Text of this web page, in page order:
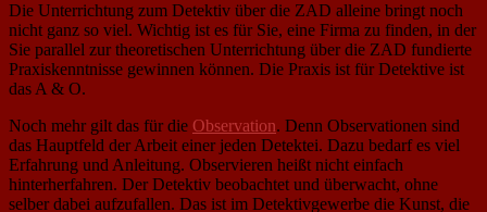
Die Unterrichtung zum Detektiv über die ZAD alleine bringt noch
nicht ganz so viel. Wichtig ist es für Sie, eine Firma zu finden, in der
Sie parallel zur theoretischen Unterrichtung über die ZAD fundierte
Praxiskenntnisse gewinnen können. Die Praxis ist für Detektive ist
das A & O.
Noch mehr gilt das für die Observation. Denn Observationen sind
das Hauptfeld der Arbeit einer jeden Detektei. Dazu bedarf es viel
Erfahrung und Anleitung. Observieren heißt nicht einfach
hinterherfahren. Der Detektiv beobachtet und überwacht, ohne
selber dabei aufzufallen. Das ist im Detektivgewerbe die Kunst, die